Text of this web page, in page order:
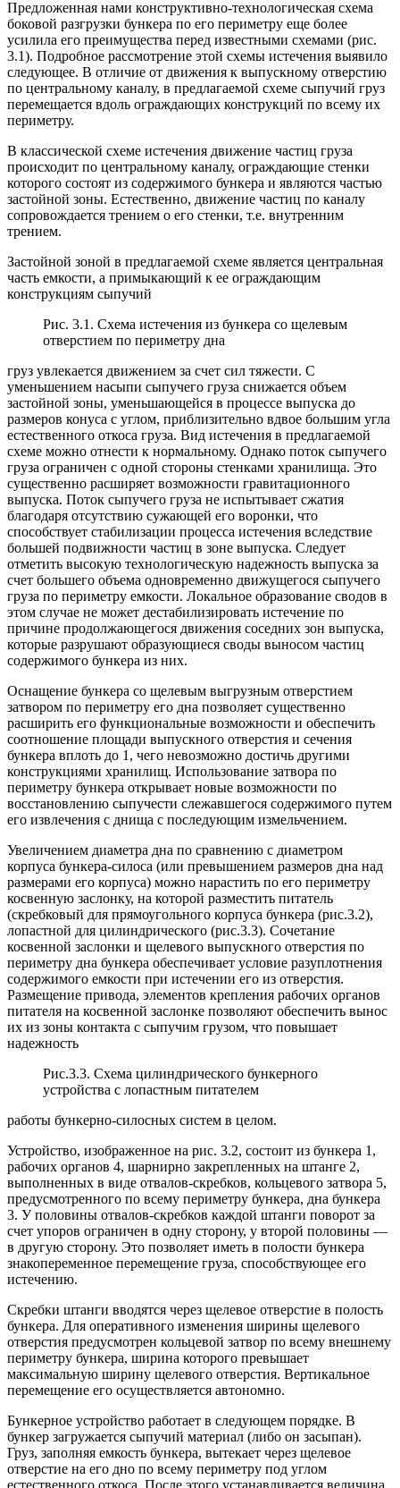
Предложенная нами конструктивно-технологическая схема
боковой разгрузки бункера по его периметру еще более
усилила его преимущества перед известными схемами (рис.
3.1). Подробное рассмотрение этой схемы истечения выявило
следующее. В отличие от движения к выпускному отверстию
по центральному каналу, в предлагаемой схеме сыпучий груз
перемещается вдоль ограждающих конструкций по всему их
периметру.
В классической схеме истечения движение частиц груза
происходит по центральному каналу, ограждающие стенки
которого состоят из содержимого бункера и являются частью
застойной зоны. Естественно, движение частиц по каналу
сопровождается трением о его стенки, т.е. внутренним
трением.
Застойной зоной в предлагаемой схеме является центральная
часть емкости, а примыкающий к ее ограждающим
конструкциям сыпучий
Рис. 3.1. Схема истечения из бункера со щелевым
отверстием по периметру дна
груз увлекается движением за счет сил тяжести. С
уменьшением насыпи сыпучего груза снижается объем
застойной зоны, уменьшающейся в процессе выпуска до
размеров конуса с углом, приблизительно вдвое большим угла
естественного откоса груза. Вид истечения в предлагаемой
схеме можно отнести к нормальному. Однако поток сыпучего
груза ограничен с одной стороны стенками хранилища. Это
существенно расширяет возможности гравитационного
выпуска. Поток сыпучего груза не испытывает сжатия
благодаря отсутствию сужающей его воронки, что
способствует стабилизации процесса истечения вследствие
большей подвижности частиц в зоне выпуска. Следует
отметить высокую технологическую надежность выпуска за
счет большего объема одновременно движущегося сыпучего
груза по периметру емкости. Локальное образование сводов в
этом случае не может дестабилизировать истечение по
причине продолжающегося движения соседних зон выпуска,
которые разрушают образующиеся своды выносом частиц
содержимого бункера из них.
Оснащение бункера со щелевым выгрузным отверстием
затвором по периметру его дна позволяет существенно
расширить его функциональные возможности и обеспечить
соотношение площади выпускного отверстия и сечения
бункера вплоть до 1, чего невозможно достичь другими
конструкциями хранилищ. Использование затвора по
периметру бункера открывает новые возможности по
восстановлению сыпучести слежавшегося содержимого путем
его извлечения с днища с последующим измельчением.
Увеличением диаметра дна по сравнению с диаметром
корпуса бункера-силоса (или превышением размеров дна над
размерами его корпуса) можно нарастить по его периметру
косвенную заслонку, на которой разместить питатель
(скребковый для прямоугольного корпуса бункера (рис.3.2),
лопастной для цилиндрического (рис.3.3). Сочетание
косвенной заслонки и щелевого выпускного отверстия по
периметру дна бункера обеспечивает условие разуплотнения
содержимого емкости при истечении его из отверстия.
Размещение привода, элементов крепления рабочих органов
питателя на косвенной заслонке позволяют обеспечить вынос
их из зоны контакта с сыпучим грузом, что повышает
надежность
Рис.3.3. Схема цилиндрического бункерного
устройства с лопастным питателем
работы бункерно-силосных систем в целом.
Устройство, изображенное на рис. 3.2, состоит из бункера 1,
рабочих органов 4, шарнирно закрепленных на штанге 2,
выполненных в виде отвалов-скребков, кольцевого затвора 5,
предусмотренного по всему периметру бункера, дна бункера
3. У половины отвалов-скребков каждой штанги поворот за
счет упоров ограничен в одну сторону, у второй половины —
в другую сторону. Это позволяет иметь в полости бункера
знакопеременное перемещение груза, способствующее его
истечению.
Скребки штанги вводятся через щелевое отверстие в полость
бункера. Для оперативного изменения ширины щелевого
отверстия предусмотрен кольцевой затвор по всему внешнему
периметру бункера, ширина которого превышает
максимальную ширину щелевого отверстия. Вертикальное
перемещение его осуществляется автономно.
Бункерное устройство работает в следующем порядке. В
бункер загружается сыпучий материал (либо он засыпан).
Груз, заполняя емкость бункера, вытекает через щелевое
отверстие на его дно по всему периметру под углом
естественного откоса. После этого устанавливается величина